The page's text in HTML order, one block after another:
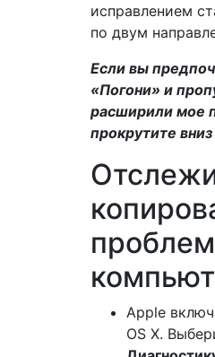
исправлением
по двум
Если вы
«Погони» и
расширили мое
прокрутите
Apple
OS X.